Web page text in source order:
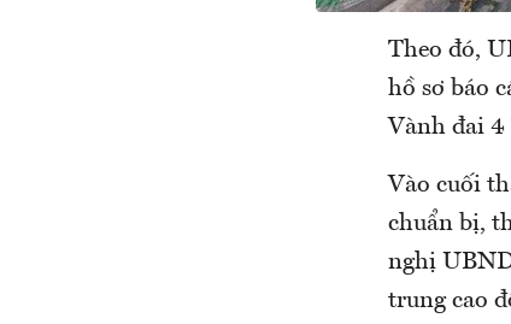
Theo đó,
hồ sơ báo
Vành đai
Vào cuối
chuẩn bị,
nghị
trung cao